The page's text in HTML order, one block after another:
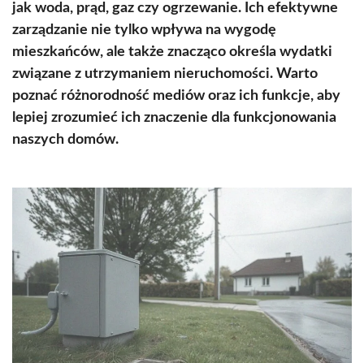
jak woda, prąd, gaz czy ogrzewanie. Ich efektywne
zarządzanie nie tylko wpływa na wygodę
mieszkańców, ale także znacząco określa wydatki
związane z utrzymaniem nieruchomości. Warto
poznać różnorodność mediów oraz ich funkcje, aby
lepiej zrozumieć ich znaczenie dla funkcjonowania
naszych domów.